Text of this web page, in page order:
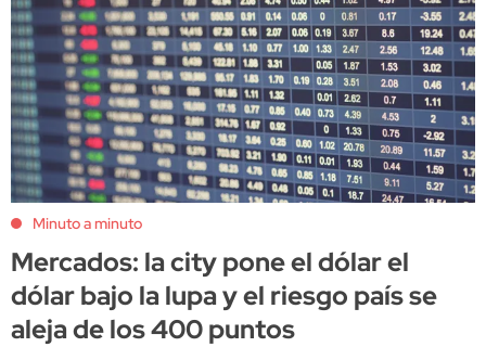
Minuto a minuto
Mercados: la city pone el dólar el
dólar bajo la lupa y el riesgo país se
aleja de los 400 puntos